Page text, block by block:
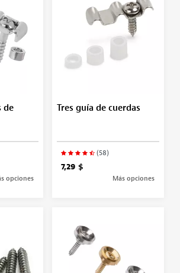
de
opciones
Tres guía de cuerdas
(58)
7,29 $
Más opciones